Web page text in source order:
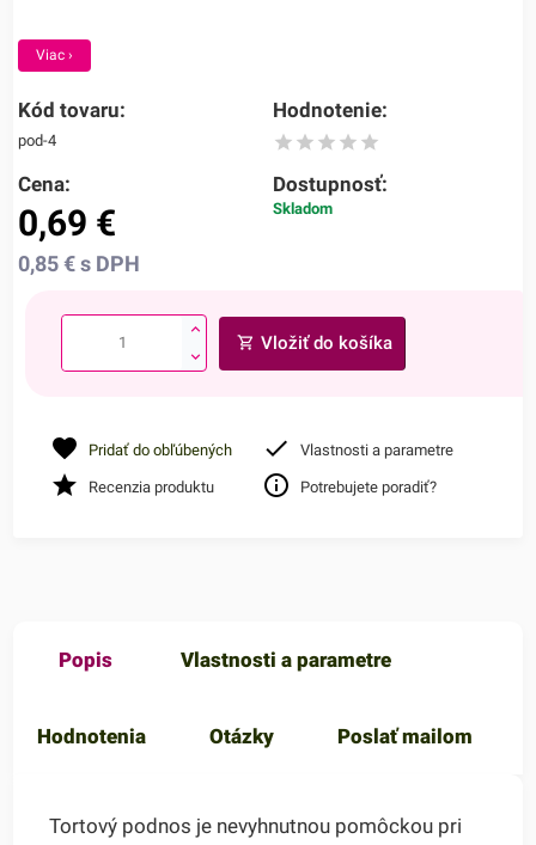
Viac ›
Kód tovaru:
pod-4
Hodnotenie:
Cena:
0,69 €
0,85€ s DPH
Dostupnosť:
Skladom
Vložiť do košíka
Pridať do obľúbených Vlastnosti a parametre
Recenzia produktu Potrebujete poradiť?
Popis Vlastnosti a parametre
Hodnotenia Otázky Poslať mailom
Tortový podnos je nevyhnutnou pomôckou pri